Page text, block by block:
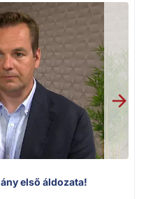
első áldozata!